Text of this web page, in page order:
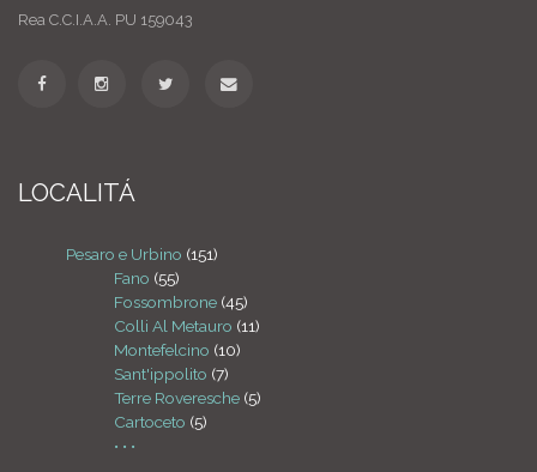
Rea C.C.I.A.A. PU 159043
LOCALITÁ
Pesaro e Urbino (151)
Fano (55)
Fossombrone (45)
Colli Al Metauro (11)
Montefelcino (10)
Sant'ippolito (7)
Terre Roveresche (5)
Cartoceto (5)
• • •